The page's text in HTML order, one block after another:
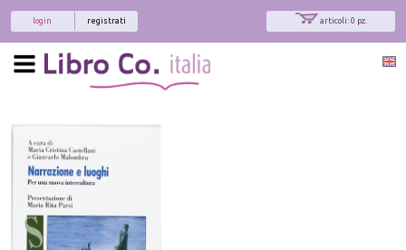
articoli: 0 pz.
registrati
login